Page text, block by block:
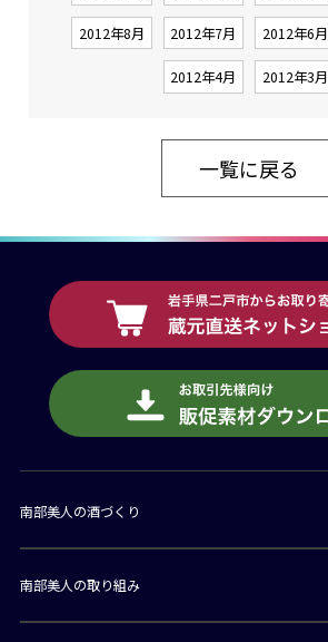
2012年8月 2012年7月 2012年6月
2012年4月 2012年3月
一覧に戻る
南部美人の酒づくり
南部美人の取り組み